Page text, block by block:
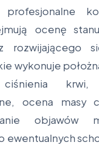
ocenę
rozwijającego
wykonuje
krwi,
ocena masy
objawów
ewentualnych